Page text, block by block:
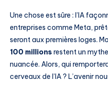
Une chose est sûre : l’IA
entreprises comme Meta,
seront aux premières loges.
100 millions restent un
nuancée. Alors, qui
cerveaux de l’IA ? L’avenir